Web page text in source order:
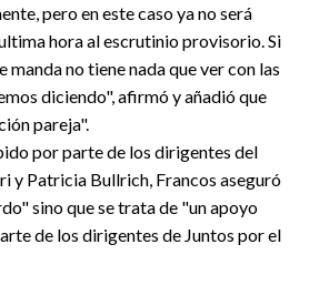
pero en este caso ya no será
hora al escrutinio provisorio. Si
manda no tiene nada que ver con las
diciendo", afirmó y añadió que
pareja".
por parte de los dirigentes del
y Patricia Bullrich, Francos aseguró
sino que se trata de "un apoyo
de los dirigentes de Juntos por el